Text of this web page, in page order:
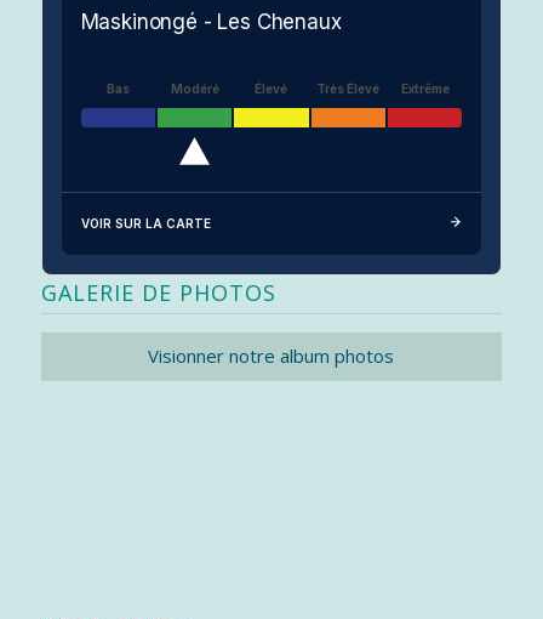
Maskinongé - Les Chenaux
Bas Modéré Élevé Très Élevé Extrême
VOIR SUR LA CARTE
GALERIE DE PHOTOS
Visionner notre album photos